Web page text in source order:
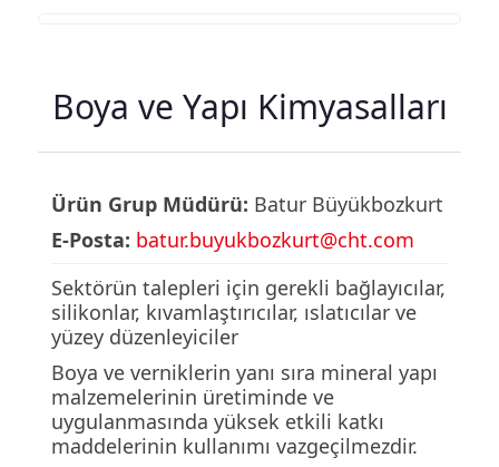
Boya ve Yapı Kimyasalları
Ürün Grup Müdürü: Batur Büyükbozkurt
E-Posta: batur.buyukbozkurt@cht.com
Sektörün talepleri için gerekli bağlayıcılar,
silikonlar, kıvamlaştırıcılar, ıslatıcılar ve
yüzey düzenleyiciler
Boya ve verniklerin yanı sıra mineral yapı
malzemelerinin üretiminde ve
uygulanmasında yüksek etkili katkı
maddelerinin kullanımı vazgeçilmezdir.